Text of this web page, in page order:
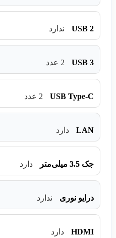
USB 2 ندارد
USB 3 2 عدد
USB Type-C 2 عدد
LAN دارد
جک 3.5 میلی‌متر دارد
درایو نوری ندارد
HDMI دارد